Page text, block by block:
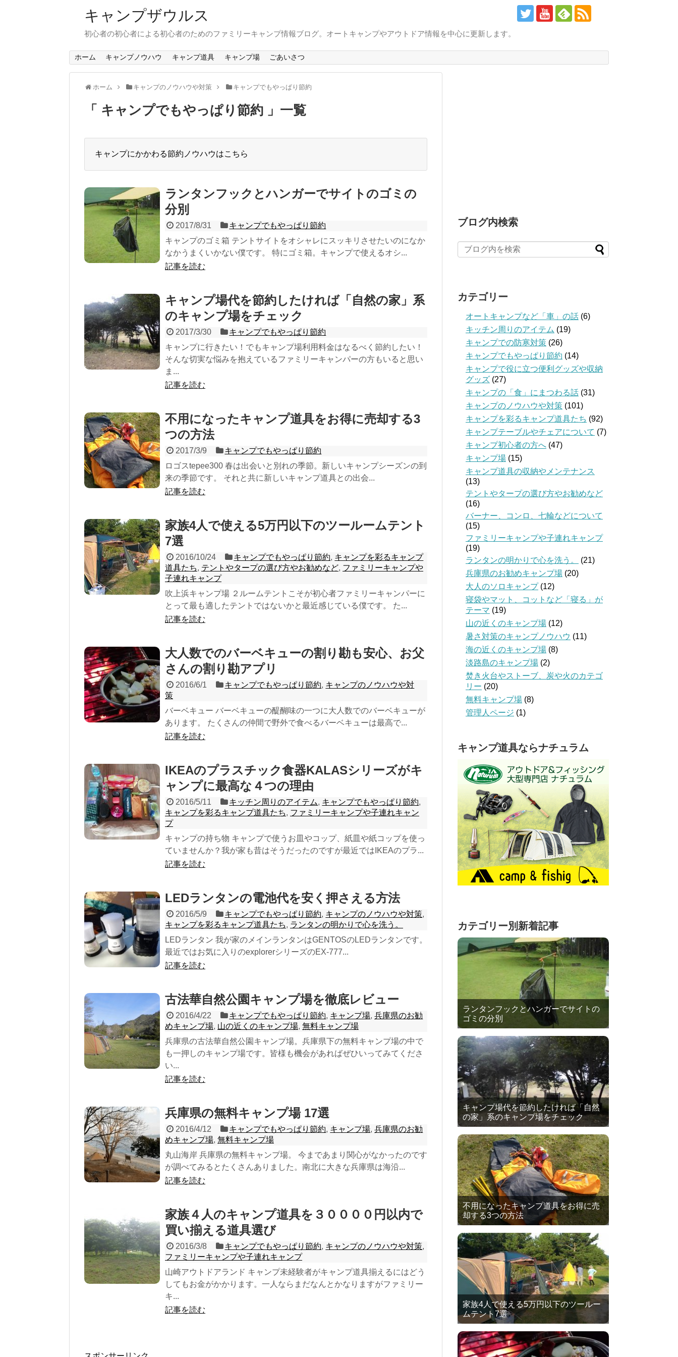
キャンプザウルス
初心者の初心者による初心者のためのファミリーキャンプ情報ブログ。オートキャンプやアウトドア情報を中心に更新します。
ホーム キャンプノウハウ キャンプ道具 キャンプ場 ごあいさつ
ホーム キャンプのノウハウや対策 キャンプでもやっぱり節約
「 キャンプでもやっぱり節約 」一覧
キャンプにかかわる節約ノウハウはこちら
ランタンフックとハンガーでサイトのゴミの
分別
2017/8/31
キャンプでもやっぱり節約
キャンプのゴミ箱 テントサイトをオシャレにスッキリさせたいのになか
なかうまくいかない僕です。 特にゴミ箱。キャンプで使えるオシ...
記事を読む
キャンプ場代を節約したければ「自然の家」系
のキャンプ場をチェック
2017/3/30
キャンプでもやっぱり節約
キャンプに行きたい！でもキャンプ場利用料金はなるべく節約したい！
そんな切実な悩みを抱えているファミリーキャンパーの方もいると思い
ま...
記事を読む
不用になったキャンプ道具をお得に売却する3
つの方法
2017/3/9
キャンプでもやっぱり節約
ロゴスtepee300 春は出会いと別れの季節。新しいキャンプシーズンの到
来の季節です。 それと共に新しいキャンプ道具との出会...
記事を読む
家族4人で使える5万円以下のツールームテント
7選
2016/10/24 キャンプでもやっぱり節約, キャンプを彩るキャンプ
道具たち, テントやタープの選び方やお勧めなど, ファミリーキャンプや
子連れキャンプ
吹上浜キャンプ場 ２ルームテントこそが初心者ファミリーキャンパーに
とって最も適したテントではないかと最近感じている僕です。 た...
記事を読む
大人数でのバーベキューの割り勘も安心、お父
さんの割り勘アプリ
2016/6/1 キャンプでもやっぱり節約, キャンプのノウハウや対
策
バーベキュー バーベキューの醍醐味の一つに大人数でのバーベキューが
あります。 たくさんの仲間で野外で食べるバーベキューは最高で...
記事を読む
IKEAのプラスチック食器KALASシリーズがキ
ャンプに最高な４つの理由
2016/5/11 キッチン周りのアイテム, キャンプでもやっぱり節約,
キャンプを彩るキャンプ道具たち, ファミリーキャンプや子連れキャン
プ
キャンプの持ち物 キャンプで使うお皿やコップ、紙皿や紙コップを使っ
ていませんか？我が家も昔はそうだったのですが最近ではIKEAのプラ...
記事を読む
LEDランタンの電池代を安く押さえる方法
2016/5/9 キャンプでもやっぱり節約, キャンプのノウハウや対策,
キャンプを彩るキャンプ道具たち, ランタンの明かりで心を洗う。
LEDランタン 我が家のメインランタンはGENTOSのLEDランタンです。
最近ではお気に入りのexplorerシリーズのEX-777...
記事を読む
古法華自然公園キャンプ場を徹底レビュー
2016/4/22 キャンプでもやっぱり節約, キャンプ場,兵庫県のお勧
めキャンプ場, 山の近くのキャンプ場, 無料キャンプ場
兵庫県の古法華自然公園キャンプ場。兵庫県下の無料キャンプ場の中で
も一押しのキャンプ場です。皆様も機会があればぜひいってみてくださ
い...
記事を読む
兵庫県の無料キャンプ場 17選
2016/4/12 キャンプでもやっぱり節約, キャンプ場,兵庫県のお勧
めキャンプ場, 無料キャンプ場
丸山海岸 兵庫県の無料キャンプ場。 今まであまり関心がなかったのです
が調べてみるとたくさんありました。南北に大きな兵庫県は海沿...
記事を読む
家族４人のキャンプ道具を３００００円以内で
買い揃える道具選び
2016/3/8 キャンプでもやっぱり節約, キャンプのノウハウや対策,
ファミリーキャンプや子連れキャンプ
山崎アウトドアランド キャンプ未経験者がキャンプ道具揃えるにはどう
してもお金がかかります。一人ならまだなんとかなりますがファミリー
キ...
記事を読む
ブログ内検索
カテゴリー
オートキャンプなど「車」の話 (6)
キッチン周りのアイテム (19)
キャンプでの防寒対策 (26)
キャンプでもやっぱり節約 (14)
キャンプで役に立つ便利グッズや収納
グッズ (27)
キャンプの「食」にまつわる話 (31)
キャンプのノウハウや対策 (101)
キャンプを彩るキャンプ道具たち (92)
キャンプテーブルやチェアについて (7)
キャンプ初心者の方へ (47)
キャンプ場 (15)
キャンプ道具の収納やメンテナンス
(13)
テントやタープの選び方やお勧めなど
(16)
バーナー、コンロ、七輪などについて
(15)
ファミリーキャンプや子連れキャンプ
(19)
ランタンの明かりで心を洗う。
(21)
兵庫県のお勧めキャンプ場 (20)
大人のソロキャンプ(12)
寝袋やマット、コットなど「寝る」が
テーマ (19)
山の近くのキャンプ場 (12)
暑さ対策のキャンプノウハウ (11)
海の近くのキャンプ場 (8)
淡路島のキャンプ場 (2)
焚き火台やストーブ、炭や火のカテゴ
リー (20)
無料キャンプ場 (8)
管理人ページ (1)
キャンプ道具ならナチュラム
カテゴリー別新着記事
ランタンフックとハンガーでサイトの
ゴミの分別
キャンプ場代を節約したければ「自然
の家」系のキャンプ場をチェック
不用になったキャンプ道具をお得に売
却する3つの方法
家族4人で使える5万円以下のツールー
ムテント7選